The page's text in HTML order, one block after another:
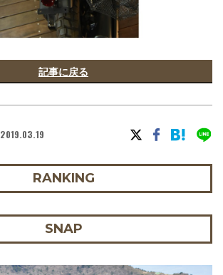
記事に戻る
2019.03.19
RANKING
SNAP